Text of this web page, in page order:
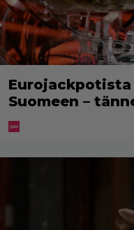
Eurojackpotista
Suomeen –